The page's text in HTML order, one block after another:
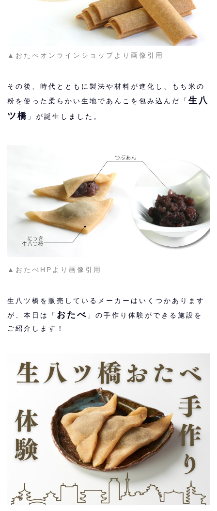
▲おたべオンラインショップより画像引用
その後、時代とともに製法や材料が進化し、もち米の
粉を使った柔らかい生地であんこを包み込んだ「 生八
ツ橋 」が誕生しました。
▲おたべHPより画像引用
生八ツ橋を販売しているメーカーはいくつかあります
が、本日は「 おたべ 」の手作り体験ができる施設を
ご紹介します！